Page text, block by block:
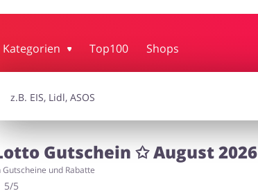
Kategorien Top100 Shops
Sport & Hobby
Gutschein ✩ August 2026
und Rabatte
5/5